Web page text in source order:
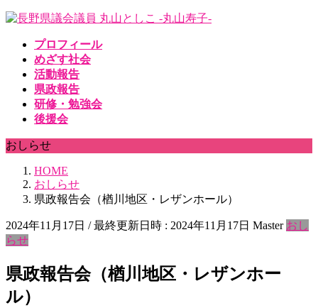
コ
ッ
プ
ナ
移
動
プロフィール
めざす社会
活動報告
県政報告
研修・勉強会
後援会
おしらせ
HOME
おしらせ
県政報告会（楢川地区・レザンホール）
2024年11月17日 / 最終更新日時 : 2024年11月17日 Master おし
らせ
県政報告会（楢川地区・レザンホー
ル）